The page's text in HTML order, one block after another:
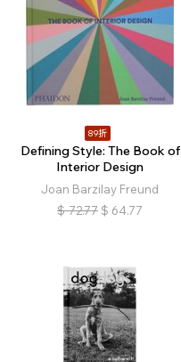
89折
Defining Style: The Book of
Interior Design
Joan Barzilay Freund
$ 72.77 $ 64.77